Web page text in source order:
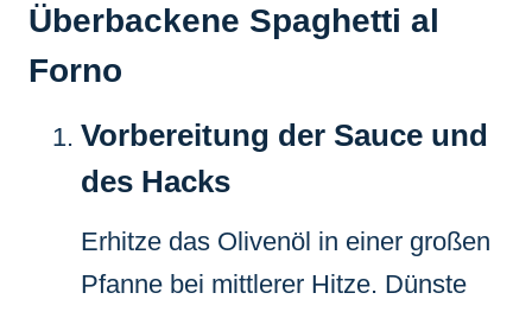
Überbackene Spaghetti al
Forno
Vorbereitung der Sauce und
des Hacks
Erhitze das Olivenöl in einer großen
Pfanne bei mittlerer Hitze. Dünste